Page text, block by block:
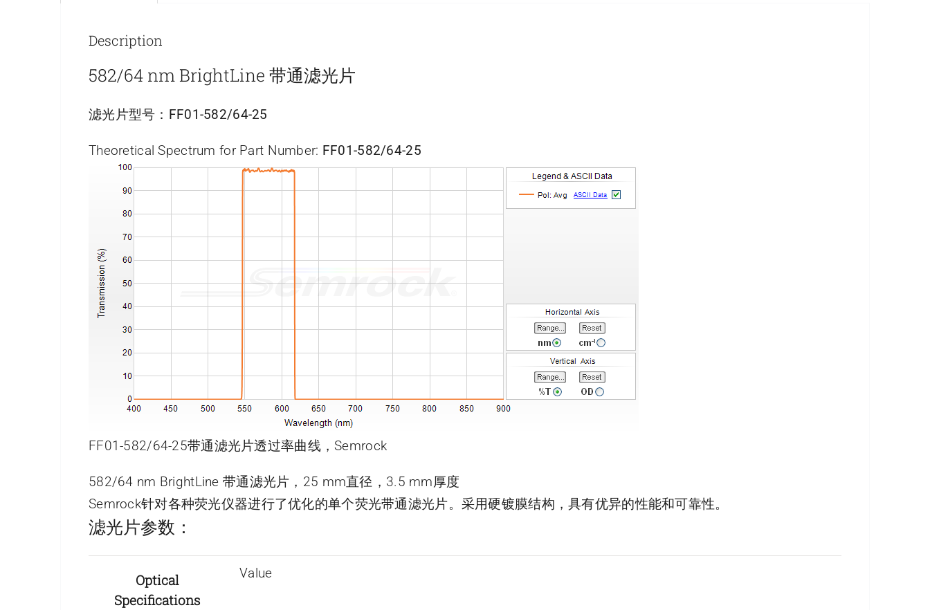
Description
582/64 nm BrightLine 带通滤光片
滤光片型号： FF01-582/64-25
Theoretical Spectrum for Part Number: FF01-582/64-25
FF01-582/64-25带通滤光片透过率曲线，Semrock
582/64 nm BrightLine 带通滤光片，25 mm直径，3.5 mm厚度
Semrock针对各种荧光仪器进行了优化的单个荧光带通滤光片。采用硬镀膜结构，具有优异的性能和可靠性。
滤光片参数：
Optical
Specifications
Value